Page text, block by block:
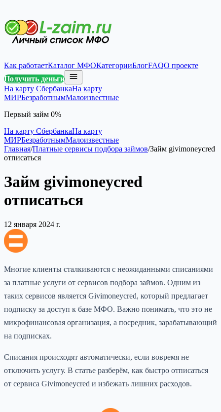
Как работаетКаталог МФОКатегорииБлогFAQО проекте
Получить деньги
На карту СбербанкаНа карту
МИРБезработнымМалоизвестные
Первый займ 0%
На карту СбербанкаНа карту
МИРБезработнымМалоизвестные
Главная/Платные сервисы подбора займов/Займ givimoneycred
отписаться
Займ givimoneycred
отписаться
12 января 2024 г.
Многие клиенты сталкиваются с неожиданными списаниями
за платные услуги от сервисов подбора займов. Одним из
таких сервисов является Givimoneycred, который предлагает
подписку за доступ к базе МФО. Важно понимать, что это не
микрофинансовая организация, а посредник, зарабатывающий
на подписках.
Списания происходят автоматически, если вовремя не
отключить услугу. В статье разберём, как быстро отписаться
от сервиса Givimoneycred и избежать лишних расходов.